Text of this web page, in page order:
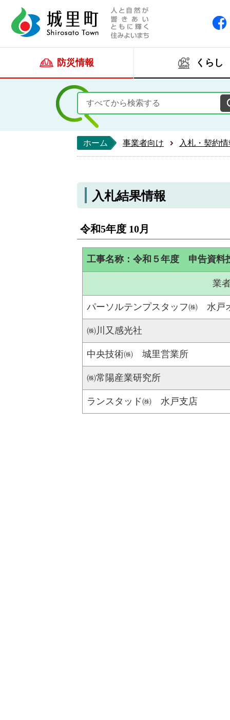
防災情報 くらし
ホーム 事業者向け 入札・契約
入札結果情報
令和5年度 10月
工事名称：令和５年度 申告資料
業
パーソルテンプスタッフ㈱ 水戸
㈱川又感光社
中央技術㈱ 城里営業所
㈱常陽産業研究所
ランスタッド㈱ 水戸支店